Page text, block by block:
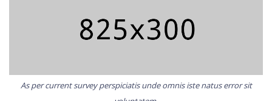
As per current survey perspiciatis unde omnis iste natus error sit